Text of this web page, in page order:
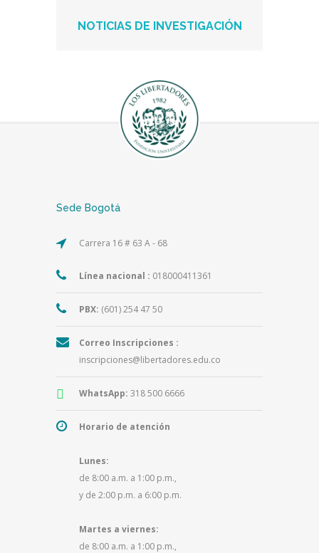
NOTICIAS DE INVESTIGACIÓN
Sede Bogotá
Carrera 16 # 63 A - 68
Línea nacional : 018000411361
PBX: (601) 254 47 50
Correo Inscripciones :
inscripciones@libertadores.edu.co
WhatsApp: 318 500 6666
Horario de atención
Lunes:
de 8:00 a.m. a 1:00 p.m.,
y de 2:00 p.m. a 6:00 p.m.
Martes a viernes:
de 8:00 a.m. a 1:00 p.m.,